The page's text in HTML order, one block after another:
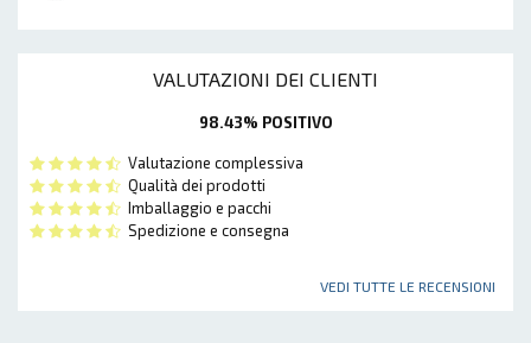
VALUTAZIONI DEI CLIENTI
98.43% POSITIVO
Valutazione complessiva
Qualità dei prodotti
Imballaggio e pacchi
Spedizione e consegna
VEDI TUTTE LE RECENSIONI